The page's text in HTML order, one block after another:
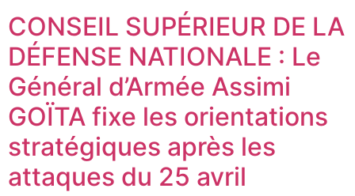
CONSEIL SUPÉRIEUR DE LA
DÉFENSE NATIONALE : Le
Général d’Armée Assimi
GOÏTA fixe les orientations
stratégiques après les
attaques du 25 avril